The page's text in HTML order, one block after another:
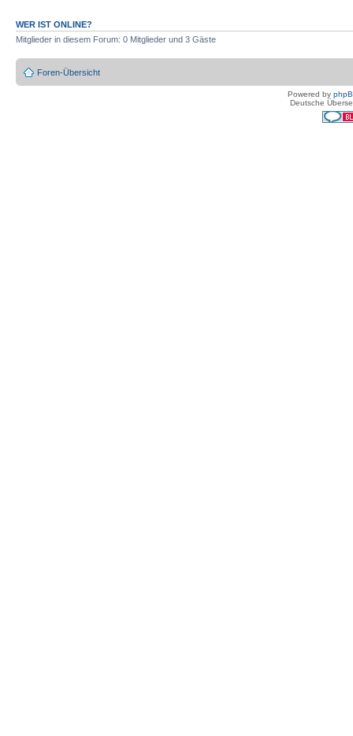
WER IST ONLINE?
Mitglieder in diesem Forum: 0 Mitglieder und 3 Gäste
Foren-Übersicht
Powered by
Deutsche